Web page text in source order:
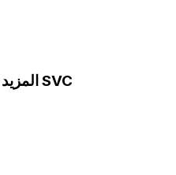
المزيد من الرسوم البيانية المباشرة SVC